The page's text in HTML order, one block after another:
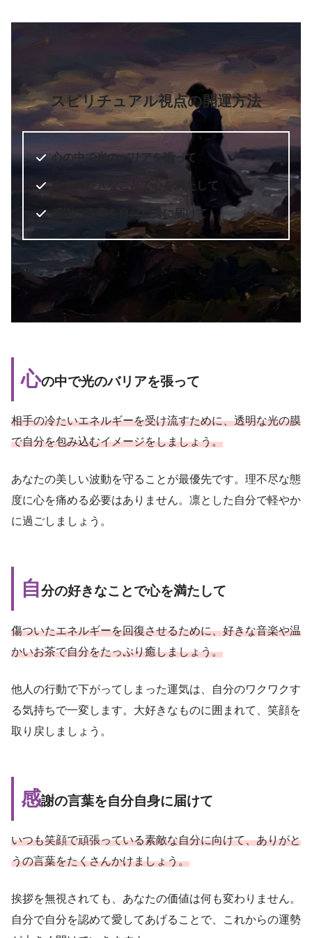
スピリチュアル視点の開運方法
心の中で光のバリアを張って
自分の好きなことで心を満たして
感謝の言葉を自分自身に届けて
心の中で光のバリアを張って
相手の冷たいエネルギーを受け流すために、透明な光の膜
で自分を包み込むイメージをしましょう。
あなたの美しい波動を守ることが最優先です。理不尽な態
度に心を痛める必要はありません。凛とした自分で軽やか
に過ごしましょう。
自分の好きなことで心を満たして
傷ついたエネルギーを回復させるために、好きな音楽や温
かいお茶で自分をたっぷり癒しましょう。
他人の行動で下がってしまった運気は、自分のワクワクす
る気持ちで一変します。大好きなものに囲まれて、笑顔を
取り戻しましょう。
感謝の言葉を自分自身に届けて
いつも笑顔で頑張っている素敵な自分に向けて、ありがと
うの言葉をたくさんかけましょう。
挨拶を無視されても、あなたの価値は何も変わりません。
自分で自分を認めて愛してあげることで、これからの運勢